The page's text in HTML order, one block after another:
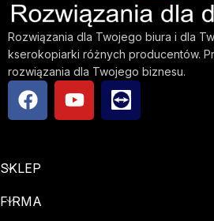
Rozwiązania dla Twojego biura i dla
kserokopiarki różnych producentów.
rozwiązania dla Twojego biznesu.
SKLEP
FIRMA